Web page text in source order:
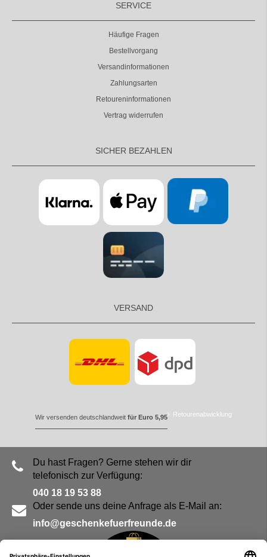
SERVICE
Häufige Fragen
Bestellvorgang
Versandinformationen
Zahlungsarten
Retoureninformationen
Vertrag widerrufen
SICHER BEZAHLEN
VERSAND
Wir versenden deutschlandweit für Euro 5,95 Retourenabwicklung
Du hast Fragen? Gerne stehen wir dir
telefonisch zur Verfügung:
040 18 19 53 88
Oder sende uns deine Anfrage als E-Mail an:
info@geschenkefuerfreunde.de